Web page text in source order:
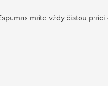
máte vždy čistou